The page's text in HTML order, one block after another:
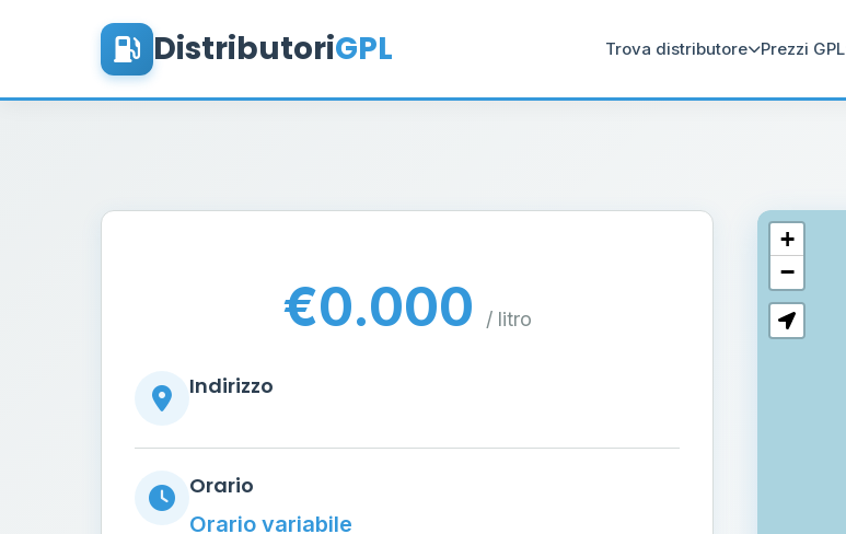
DistributoriGPL Trova distributore Prezzi GPL
€0.000 / litro
Indirizzo
Orario
Orario variabile
+
−